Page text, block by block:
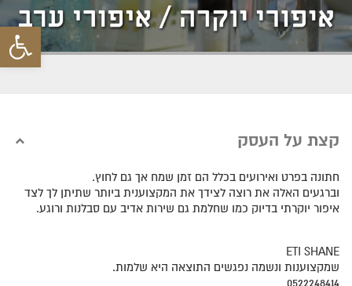
פתח
קצת על העסק
חתונה בפרט ואירועים בכלל הם זמן שמח אך גם לחוץ.
וברגעים האלה את רוצה לצידך את המקצוענית ביותר שתיתן לך לצד
איפור יוקרתי בדיוק כמו שחלמת גם שירות אדיב עם סבלנות ורוגע.
ETI SHANE
שמקצוענות ונשמה נפגשים התוצאה היא שלמות.
0522248414